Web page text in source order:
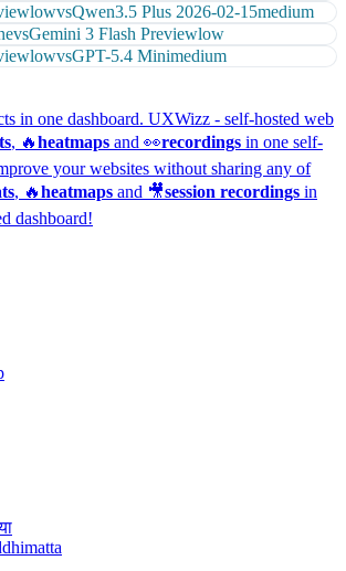
lowvsQwen3.5 Plus 2026-02-15medium
vsGemini 3 Flash Previewlow
lowvsGPT-5.4 Minimedium
in one dashboard. UXWizz - self-hosted web
, 🔥heatmaps and 👀recordings in one self-
your websites without sharing any of
, 🔥heatmaps and 🎥session recordings in
dashboard!